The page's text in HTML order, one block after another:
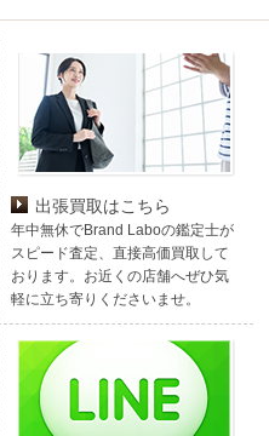
出張買取はこちら
年中無休でBrand Laboの鑑定士が
スピード査定、直接高価買取して
おります。お近くの店舗へぜひ気
軽に立ち寄りくださいませ。